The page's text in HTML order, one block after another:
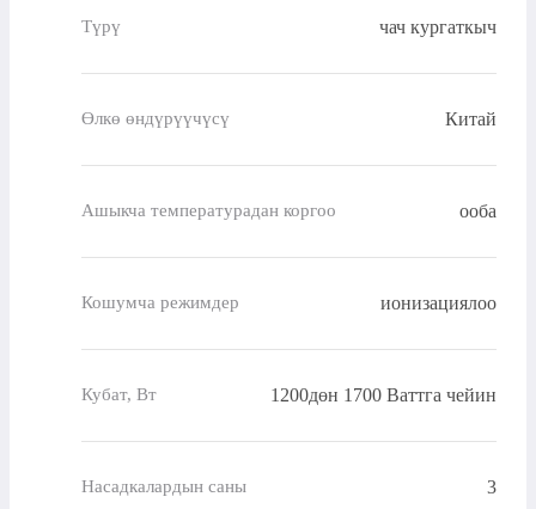
Түрү чач кургаткыч
Өлкө өндүрүүчүсү Китай
Ашыкча температурадан коргоо ооба
Кошумча режимдер ионизациялоо
Кубат, Вт 1200дөн 1700 Ваттга чейин
Насадкалардын саны 3